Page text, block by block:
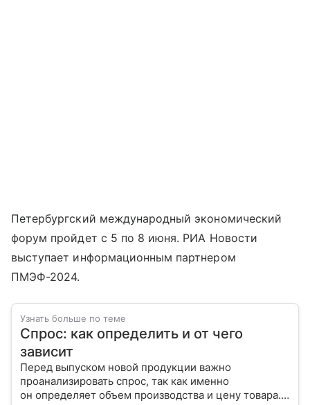
Петербургский международный экономический
форум пройдет с 5 по 8 июня. РИА Новости
выступает информационным партнером
ПМЭФ-2024.
Узнать больше по теме
Спрос: как определить и от чего
зависит
Перед выпуском новой продукции важно
проанализировать спрос, так как именно
он определяет объем производства и цену товара.